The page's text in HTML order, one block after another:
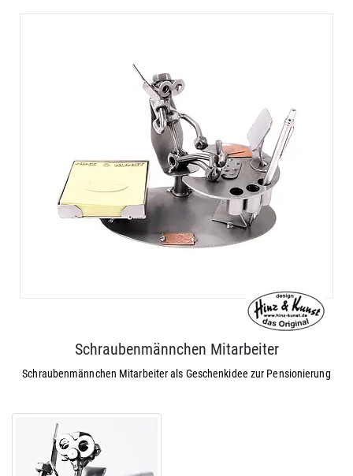
Schraubenmännchen Mitarbeiter
Schraubenmännchen Mitarbeiter als Geschenkidee zur Pensionierung